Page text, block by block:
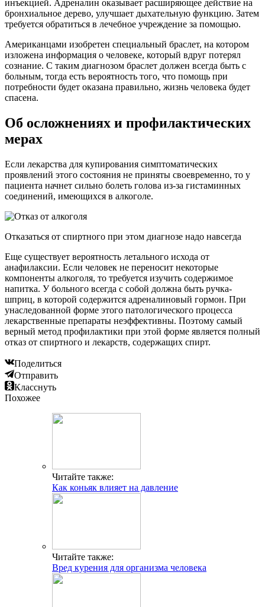
инъекцией. Адреналин оказывает расширяющее действие на
бронхиальное дерево, улучшает дыхательную функцию. Затем
требуется обратиться в лечебное учреждение за помощью.
Американцами изобретен специальный браслет, на котором
изложена информация о человеке, который вдруг потерял
сознание. С таким диагнозом браслет должен всегда быть с
больным, тогда есть вероятность того, что помощь при
потребности будет оказана правильно, жизнь человека будет
спасена.
Об осложнениях и профилактических
мерах
Если лекарства для купирования симптоматических
проявлений этого состояния не приняты своевременно, то у
пациента начнет сильно болеть голова из-за гистаминных
соединений, имеющихся в алкоголе.
Отказаться от спиртного при этом диагнозе надо навсегда
Еще существует вероятность летального исхода от
анафилаксии. Если человек не переносит некоторые
компоненты алкоголя, то требуется изучить содержимое
напитка. У больного всегда с собой должна быть ручка-
шприц, в которой содержится адреналиновый гормон. При
унаследованной форме этого патологического процесса
лекарственные препараты неэффективны. Поэтому самый
верный метод профилактики при этой форме является полный
отказ от спиртного и лекарств, содержащих спирт.
Поделиться
Отправить
Класснуть
Похожее
Читайте также:
Как коньяк влияет на давление
Читайте также:
Вред курения для организма человека